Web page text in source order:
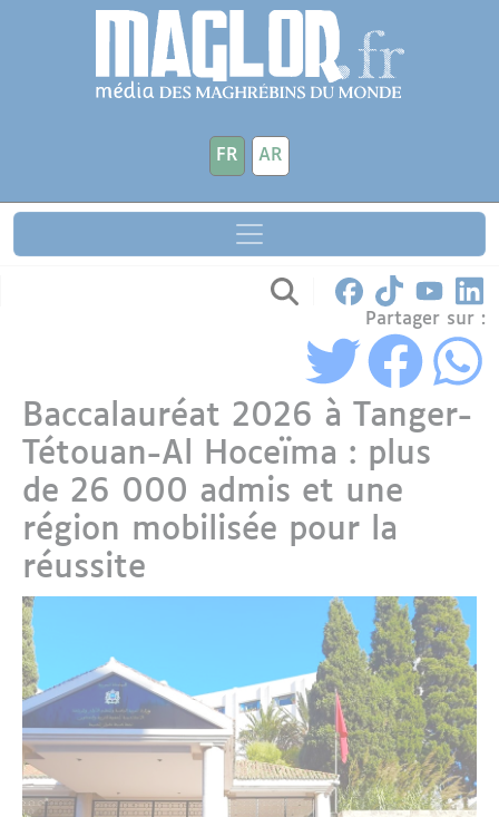
Aller au contenu principal
FR AR
Partager sur :
Baccalauréat 2026 à Tanger-
Tétouan-Al Hoceïma : plus
de 26 000 admis et une
région mobilisée pour la
réussite
Panneau de gestion des cookies